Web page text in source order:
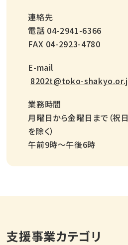
連絡先
電話 04-2941-6366
FAX 04-2923-4780
E-mail
8202t@toko-
業務時間
月曜日から金曜日まで（祝
を除く）
午前9時～午後6時
支援事業カテゴリ